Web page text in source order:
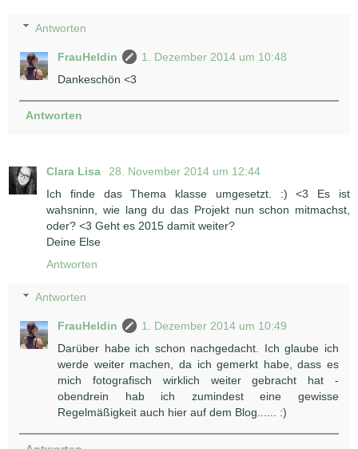
Antworten
FrauHeldin
1. Dezember 2014 um 10:48
Dankeschön <3
Antworten
Clara Lisa
28. November 2014 um 12:44
Ich finde das Thema klasse umgesetzt. :) <3 Es ist
wahsninn, wie lang du das Projekt nun schon mitmachst,
oder? <3 Geht es 2015 damit weiter?
Deine Else
Antworten
Antworten
FrauHeldin
1. Dezember 2014 um 10:49
Darüber habe ich schon nachgedacht. Ich glaube ich
werde weiter machen, da ich gemerkt habe, dass es
mich fotografisch wirklich weiter gebracht hat -
obendrein hab ich zumindest eine gewisse
Regelmäßigkeit auch hier auf dem Blog...... :)